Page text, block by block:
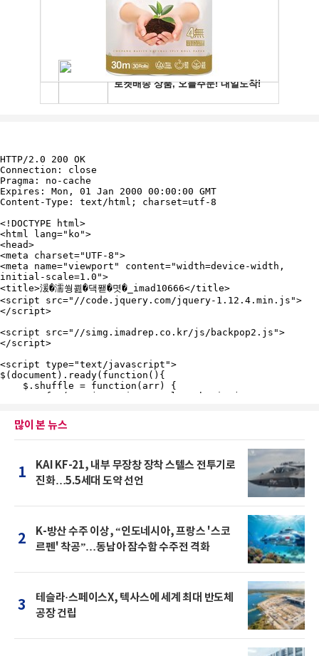
많이 본 뉴스
1
KAI KF-21, 내부 무장창 장착 스텔스 전투기로
진화…5.5세대 도약 선언
2
K-방산 수주 이상, “인도네시아, 프랑스 '스코
르펜' 착공”…동남아 잠수함 수주전 격화
3
테슬라·스페이스X, 텍사스에 세계 최대 반도체
공장 건립